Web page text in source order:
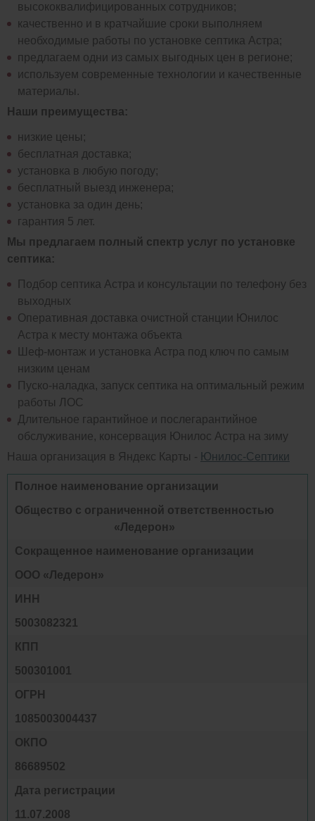
высококвалифицированных сотрудников;
качественно и в кратчайшие сроки выполняем
необходимые работы по установке септика Астра;
предлагаем одни из самых выгодных цен в регионе;
используем современные технологии и качественные
материалы.
Наши преимущества:
низкие цены;
бесплатная доставка;
установка в любую погоду;
бесплатный выезд инженера;
установка за один день;
гарантия 5 лет.
Мы предлагаем полный спектр услуг по установке
септика:
Подбор септика Астра и консультации по телефону без
выходных
Оперативная доставка очистной станции Юнилос
Астра к месту монтажа объекта
Шеф-монтаж и установка Астра под ключ по самым
низким ценам
Пуско-наладка, запуск септика на оптимальный режим
работы ЛОС
Длительное гарантийное и послегарантийное
обслуживание, консервация Юнилос Астра на зиму
Наша организация в Яндекс Карты - Юнилос-Септики
Полное наименование организации
Общество с ограниченной ответственностью
«Ледерон»
Сокращенное наименование организации
ООО «Ледерон»
ИНН
5003082321
КПП
500301001
ОГРН
1085003004437
ОКПО
86689502
Дата регистрации
11.07.2008